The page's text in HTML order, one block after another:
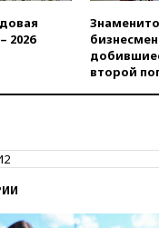
2026
второй